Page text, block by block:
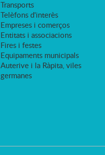
Transports
Telèfons d'interès
Empreses i comerços
Entitats i associacions
Fires i festes
Equipaments municipals
Auterive i la Ràpita, viles
germanes